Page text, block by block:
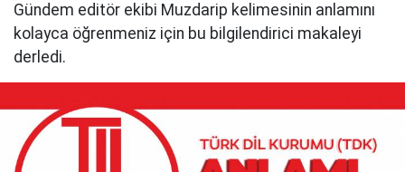
Gündem editör ekibi Muzdarip kelimesinin anlamını
kolayca öğrenmeniz için bu bilgilendirici makaleyi
derledi.